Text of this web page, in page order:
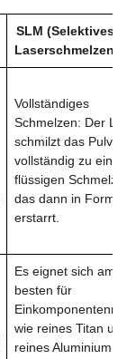
SLM (Selektives
Laserschmelzen)
Vollständiges
Schmelzen: Der
schmilzt das Pulver
vollständig zu
flüssigen
das dann in Form
erstarrt.
Es eignet sich am
besten für
wie reines Titan
reines Aluminium